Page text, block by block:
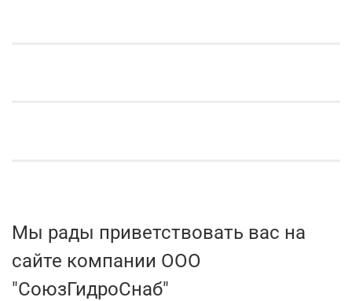
Мы рады приветствовать вас на
сайте компании ООО
"СоюзГидроСнаб"